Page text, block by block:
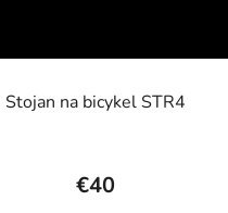
Stojan na bicykel STR4
€40